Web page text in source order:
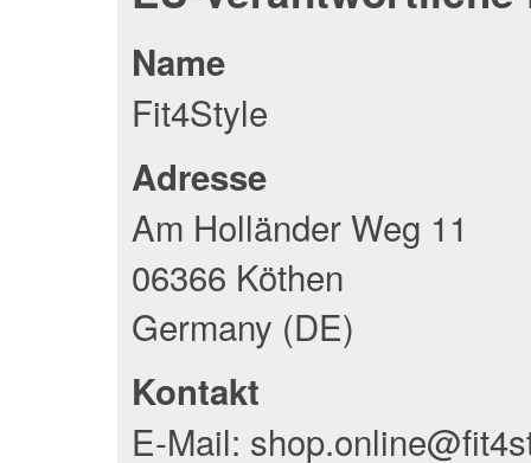
Name
Fit4Style
Adresse
Am Holländer Weg 11
06366 Köthen
Germany (DE)
Kontakt
E-Mail: